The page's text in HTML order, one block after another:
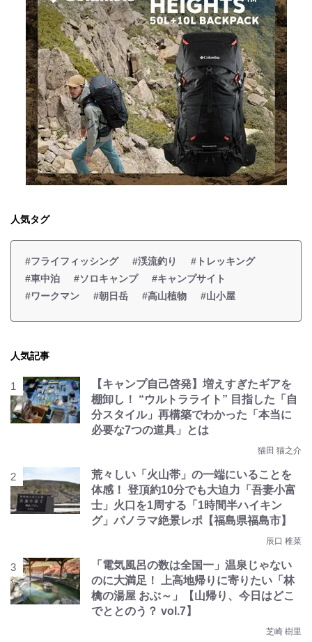
人気タグ
#フライフィッシング #渓流釣り
#トレッキング
#車中泊
#ソロキャンプ
#キャンプサイト
#ワークマン
#朝日岳 #高山植物 #山小屋
人気記事
【キャンプ自己啓発】増えすぎたギアを
棚卸し！ “ウルトラライト” 目指した「自
分スタイル」再構築でわかった「本当に
必要な7つの道具」とは
猫田 猫之介
荒々しい「火山帯」の一端にいることを
体感！ 登頂約10分でも大迫力「吾妻小富
士」火口を1周する「1時間半ハイキン
グ」パノラマ絶景レポ【福島県福島市】
辰口 稚菜
「電気風呂の数は全国一」温泉じゃない
のに大満足！ 上高地帰りに寄りたい「林
檎の湯屋 おぶ～」【山帰り、今日はどこ
でととのう？ vol.7】
芝崎 樹里